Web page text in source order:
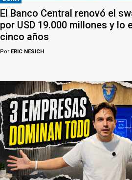
El Banco Central renovó el
por USD 19.000 millones y lo
cinco años
Por ERIC NESICH